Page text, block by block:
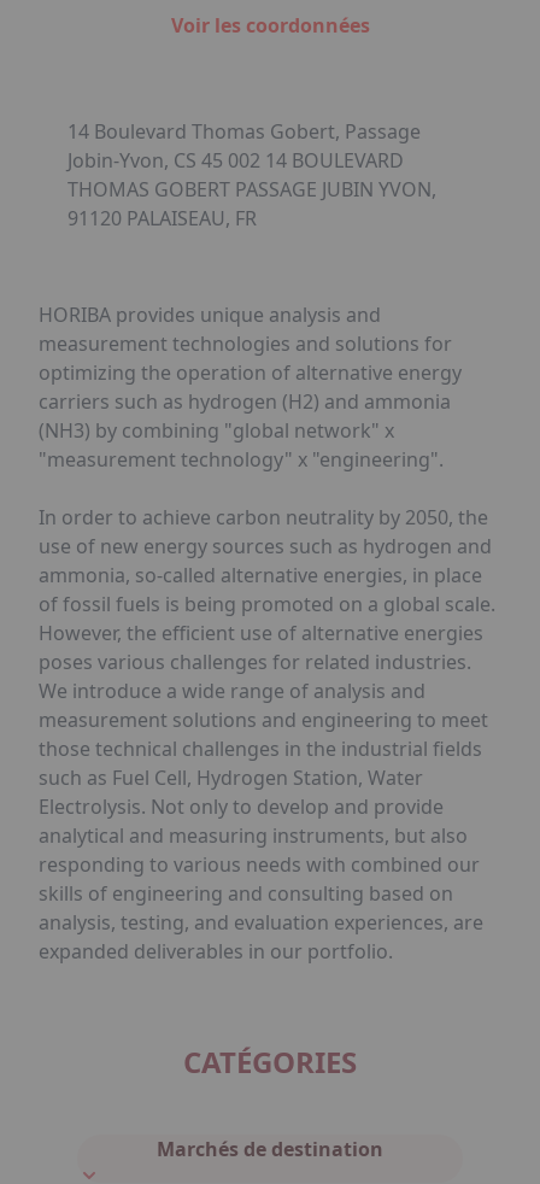
Voir les coordonnées
14 Boulevard Thomas Gobert, Passage
Jobin-Yvon, CS 45 002 14 BOULEVARD
THOMAS GOBERT PASSAGE JUBIN YVON,
91120 PALAISEAU, FR
HORIBA provides unique analysis and
measurement technologies and solutions for
optimizing the operation of alternative energy
carriers such as hydrogen (H2) and ammonia
(NH3) by combining "global network" x
"measurement technology" x "engineering".
In order to achieve carbon neutrality by 2050, the
use of new energy sources such as hydrogen and
ammonia, so-called alternative energies, in place
of fossil fuels is being promoted on a global scale.
However, the efficient use of alternative energies
poses various challenges for related industries.
We introduce a wide range of analysis and
measurement solutions and engineering to meet
those technical challenges in the industrial fields
such as Fuel Cell, Hydrogen Station, Water
Electrolysis. Not only to develop and provide
analytical and measuring instruments, but also
responding to various needs with combined our
skills of engineering and consulting based on
analysis, testing, and evaluation experiences, are
expanded deliverables in our portfolio.
CATÉGORIES
Marchés de destination